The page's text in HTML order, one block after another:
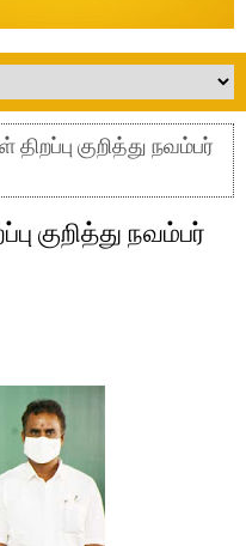
குறித்து நவம்பர்
குறித்து நவம்பர்